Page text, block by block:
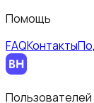
Помощь
FAQКонтакты
Пользователей